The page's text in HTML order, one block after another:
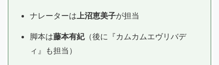
ナレーターは 上沼恵美子が担当
脚本は藤本有紀（後に『カムカムエヴリバデ
ィ』も担当）